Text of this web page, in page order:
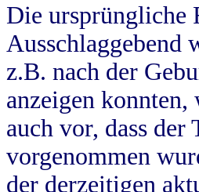
Die ursprüngliche
Ausschlaggebend
z.B. nach der
anzeigen
auch vor, dass
vorgenommen
der derzeitigen